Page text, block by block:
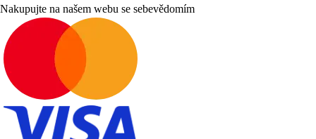
Nakupujte na našem webu se sebevědomím